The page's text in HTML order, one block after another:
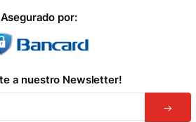
Asegurado por:
a nuestro Newsletter!